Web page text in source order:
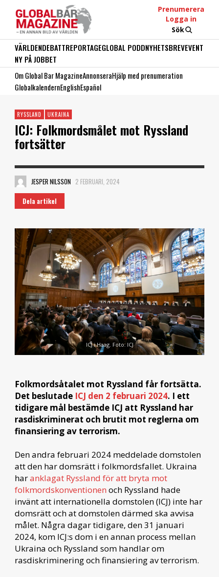
Prenumerera
Logga in
Sök
VÄRLDENDEBATTREPORTAGEGLOBAL PODDNYHETSBREVEVENT
NY PÅ JOBBET
Om Global Bar MagazineAnnonseraHjälp med prenumeration
GlobalkalendernEnglishEspañol
RYSSLAND UKRAINA
ICJ: Folkmordsmålet mot Ryssland
fortsätter
JESPER NILSSON 2 FEBRUARI, 2024
Dela artikel
ICJ i Haag. Foto: ICJ
Folkmordsåtalet mot Ryssland får fortsätta.
Det beslutade ICJ den 2 februari 2024. I ett
tidigare mål bestämde ICJ att Ryssland har
rasdiskriminerat och brutit mot reglerna om
finansiering av terrorism.
Den andra februari 2024 meddelade domstolen
att den har domsrätt i folkmordsfallet. Ukraina
haranklagat Ryssland för att bryta mot
folkmordskonventionen och Ryssland hade
invänt att internationella domstolen (ICJ) inte har
domsrätt och at domstolen därmed ska avvisa
målet. Några dagar tidigare, den 31 januari
2024, kom ICJ:s dom i en annan process mellan
Ukraina och Ryssland som handlar om
rasdiskriminering och finansiering av terrorism.